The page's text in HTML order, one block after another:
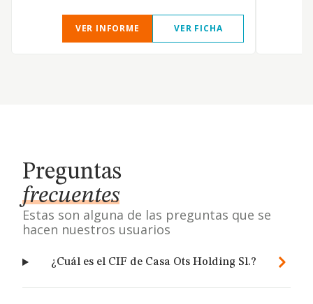
VER INFORME VER FICHA
Preguntas
frecuentes
Estas son alguna de las preguntas que se
hacen nuestros usuarios
¿Cuál es el CIF de Casa Ots Holding Sl.?